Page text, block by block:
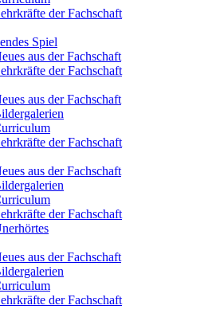
der Fachschaft
Spiel
aus der Fachschaft
der Fachschaft
aus der Fachschaft
der Fachschaft
aus der Fachschaft
der Fachschaft
aus der Fachschaft
der Fachschaft